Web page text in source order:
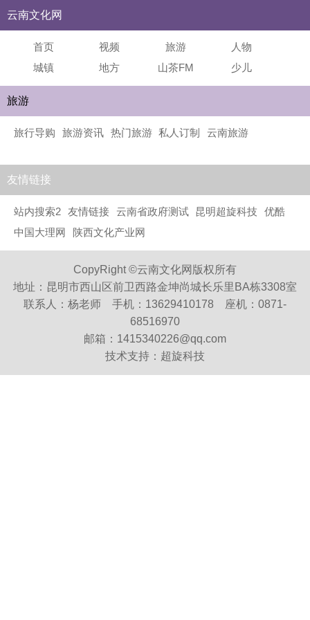
云南文化网
首页 视频 旅游
人物
城镇
地方 山茶FM 少儿
旅游
旅行导购 旅游资讯 热门旅游 私人订制 云南旅游
友情链接
站内搜索2 友情链接 云南省政府测试 昆明超旋科技
优酷
中国大理网
陕西文化产业网
CopyRight ©云南文化网版权所有
地址：昆明市西山区前卫西路金坤尚城长乐里BA栋3308室
联系人：杨老师 手机：13629410178 座机：0871-
68516970
邮箱：1415340226@qq.com
技术支持： 超旋科技